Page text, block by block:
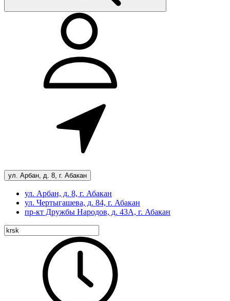
ул. Арбан, д. 8, г. Абакан
ул. Арбан, д. 8, г. Абакан
ул. Чертыгашева, д. 84, г. Абакан
пр-кт Дружбы Народов, д. 43А, г. Абакан